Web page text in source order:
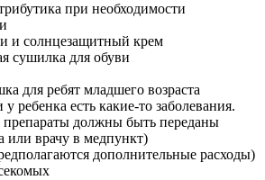
при необходимости
и солнцезащитный крем
сушилка для обуви
для ребят младшего возраста
у ребенка есть какие-то заболевания.
препараты должны быть переданы
или врачу в медпункт)
дополнительные расходы)